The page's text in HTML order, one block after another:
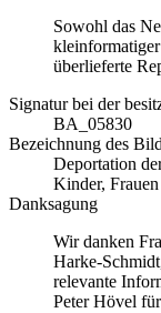
Sowohl das
überlieferte
Signatur bei der
BA_05830
Bezeichnung des
Deportation
Kinder,
Danksagung
Wir danken
Harke-
relevante
Peter Hövel